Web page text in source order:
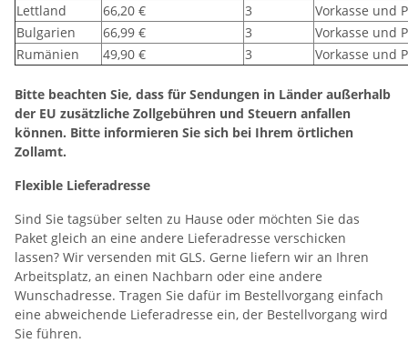
Lettland
66,20 € 3
Vorkasse und
Bulgarien
66,99 € 3
Vorkasse und
Rumänien
49,90 € 3 Vorkasse und
Bitte beachten Sie, dass für Sendungen in Länder außerhalb
der EU zusätzliche Zollgebühren und Steuern anfallen
können. Bitte informieren Sie sich bei Ihrem örtlichen
Zollamt.
Flexible Lieferadresse
Sind Sie tagsüber selten zu Hause oder möchten Sie das
Paket gleich an eine andere Lieferadresse verschicken
lassen? Wir versenden mit GLS. Gerne liefern wir an Ihren
Arbeitsplatz, an einen Nachbarn oder eine andere
Wunschadresse. Tragen Sie dafür im Bestellvorgang einfach
eine abweichende Lieferadresse ein, der Bestellvorgang wird
Sie führen.